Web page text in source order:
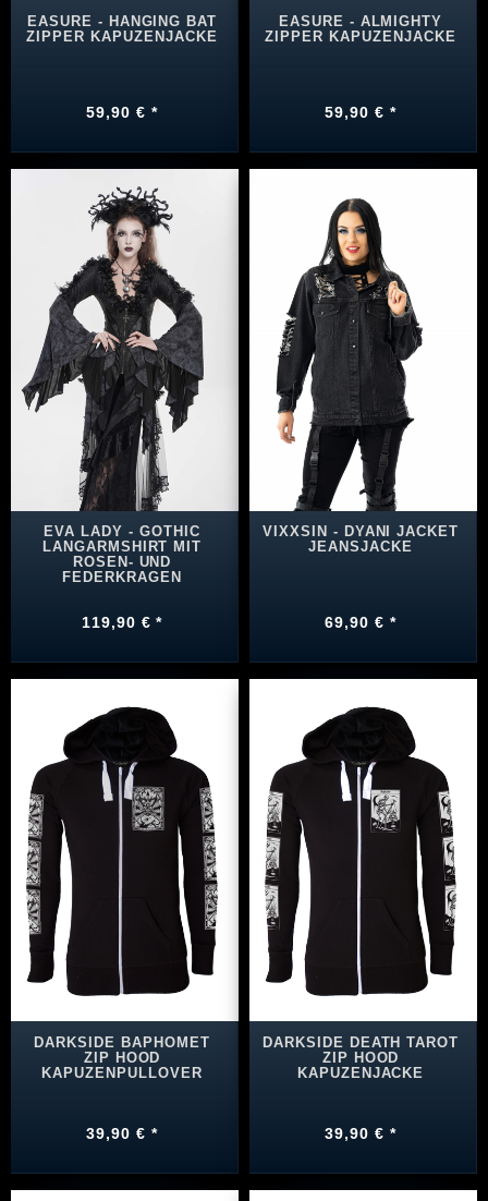
EASURE - HANGING BAT
ZIPPER KAPUZENJACKE
59,90 € *
EASURE - ALMIGHTY
ZIPPER KAPUZENJACKE
59,90 € *
EVA LADY - GOTHIC
LANGARMSHIRT MIT
ROSEN- UND
FEDERKRAGEN
119,90 € *
VIXXSIN - DYANI JACKET
JEANSJACKE
69,90 € *
DARKSIDE BAPHOMET
ZIP HOOD
KAPUZENPULLOVER
39,90 € *
DARKSIDE DEATH TAROT
ZIP HOOD
KAPUZENJACKE
39,90 € *